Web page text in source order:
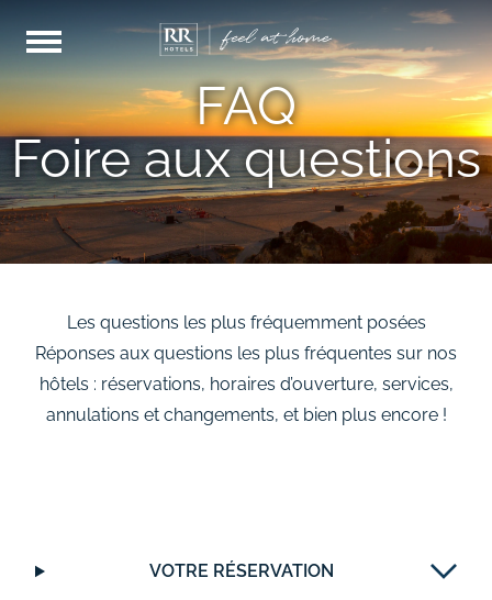
FAQ
Foire aux questions
Les questions les plus fréquemment posées
Réponses aux questions les plus fréquentes sur nos
hôtels : réservations, horaires d’ouverture, services,
annulations et changements, et bien plus encore !
VOTRE RÉSERVATION